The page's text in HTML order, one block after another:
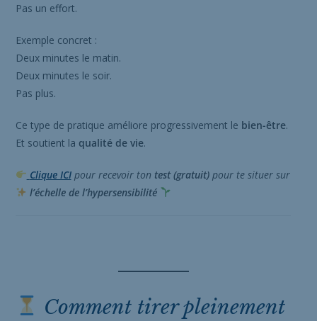
Pas un effort.
Exemple concret :
Deux minutes le matin.
Deux minutes le soir.
Pas plus.
Ce type de pratique améliore progressivement le bien-être.
Et soutient la qualité de vie.
Clique ICIpour recevoir ton test (gratuit)pour te situer sur
l’échelle de l’hypersensibilité
Comment tirer pleinement